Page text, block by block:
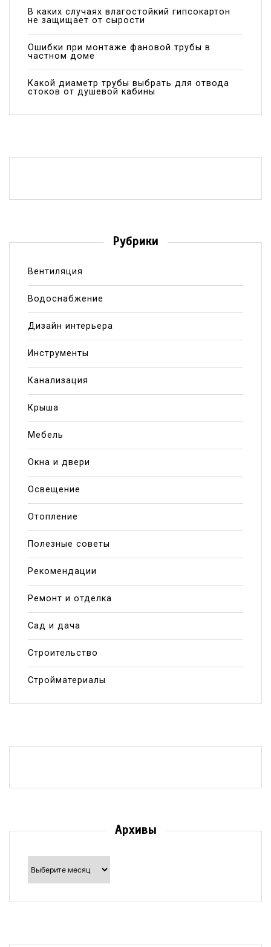
В каких случаях влагостойкий гипсокартон
не защищает от сырости
Ошибки при монтаже фановой трубы в
частном доме
Какой диаметр трубы выбрать для отвода
стоков от душевой кабины
Рубрики
Вентиляция
Водоснабжение
Дизайн интерьера
Инструменты
Канализация
Крыша
Мебель
Окна и двери
Освещение
Отопление
Полезные советы
Рекомендации
Ремонт и отделка
Сад и дача
Строительство
Стройматериалы
Архивы
Архивы